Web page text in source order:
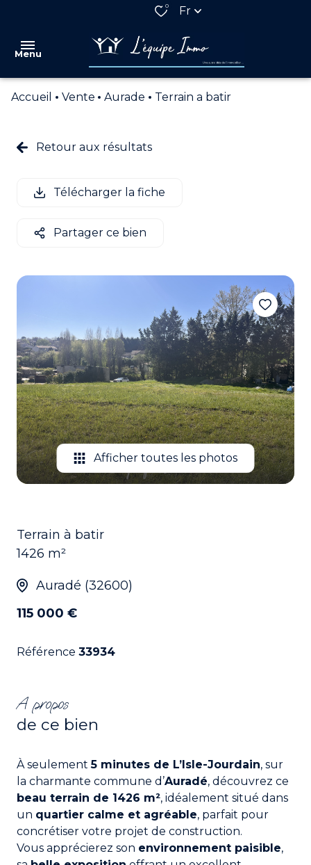
0 Fr
Menu
NOUS
NOS
PARTENAIRES
CONTACTEZ
NOUS
Accueil Vente Aurade Terrain a batir
Retour aux résultats
Télécharger la fiche
Partager ce bien
Afficher toutes les photos
Terrain à batir
1426 m²
Auradé (32600)
115 000 €
Référence 33934
A propos
de ce bien
À seulement5 minutes de L’Isle-Jourdain, sur
la charmante commune d’Auradé, découvrez ce
beau terrain de 1426 m², idéalement situé dans
un quartier calme et agréable, parfait pour
concrétiser votre projet de construction.
Vous apprécierez son environnement paisible,